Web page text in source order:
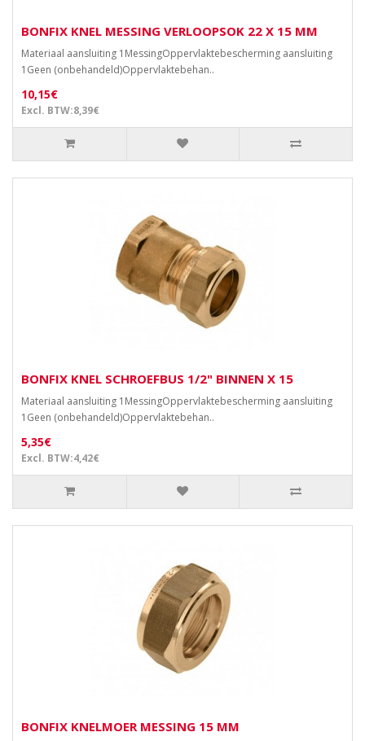
BONFIX KNEL MESSING VERLOOPSOK 22 X 15 MM
Materiaal aansluiting 1MessingOppervlaktebescherming aansluiting
1Geen (onbehandeld)Oppervlaktebehan..
10,15€
Excl. BTW:8,39€
BONFIX KNEL SCHROEFBUS 1/2" BINNEN X 15
Materiaal aansluiting 1MessingOppervlaktebescherming aansluiting
1Geen (onbehandeld)Oppervlaktebehan..
5,35€
Excl. BTW:4,42€
BONFIX KNELMOER MESSING 15 MM